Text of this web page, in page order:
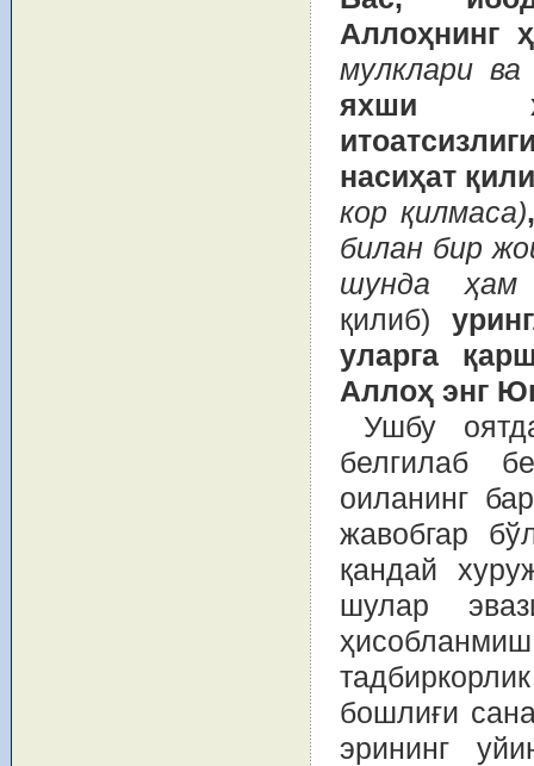
Аллоҳнинг
мулклари
яхши
насиҳат
кор қилмаса)
билан бир
шунда ҳам
қилиб)
уларга
Аллоҳ энг
Ушбу
белгилаб
оиланинг
жавобгар
қандай
шулар
бошлиғи
эрининг